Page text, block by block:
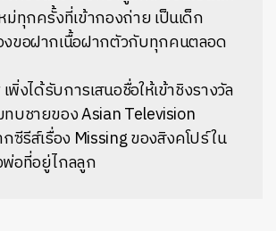
ม่ทุกครั้งที่เข้ากองถ่าย เป็นเด็ก
ขอฝากเนื้อฝากตัวกับทุกคนตลอด
พิ่งได้รับการเสนอชื่อให้เข้าชิงรางวัล
บชายของ Asian Television
ซีรีส์เรื่อง Missing ของสิงคโปร์ ใน
อที่อยู่ไกลลูก